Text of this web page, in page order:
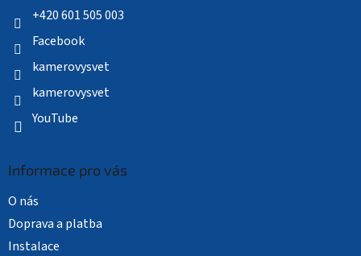
+420 601 505 003
Facebook
kamerovysvet
kamerovysvet
YouTube
Informace pro vás
O nás
Doprava a platba
Instalace